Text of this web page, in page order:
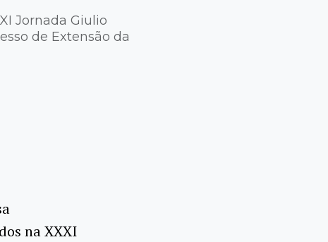
Jornada Giulio
de Extensão da
na XXXI